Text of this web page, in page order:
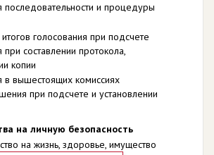
и процедуры
голосования при подсчете
составлении протокола,
копии
вышестоящих комиссиях
при подсчете и установлении
на личную безопасность
на жизнь, здоровье, имущество